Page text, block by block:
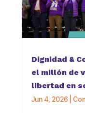
Dignidad &
el millón de
libertad en
Jun 4, 2026